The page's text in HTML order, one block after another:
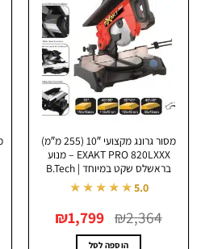
מסור גרונג מקצועי 10″ (255 מ″מ)
EXAKT PRO 820LXXX – מנוע
בראשלס שקט במיוחד | B.Tech
★★★★★
₪2,364 המקורי
היה:
₪2,364.
₪1,799 הנוכחי
הוא:
₪1,799.
הוספה לסל